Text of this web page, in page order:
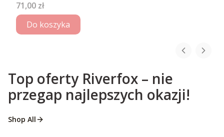
Cena
71,00 zł
Do koszyka
Top oferty Riverfox – nie
przegap najlepszych okazji!
Shop All